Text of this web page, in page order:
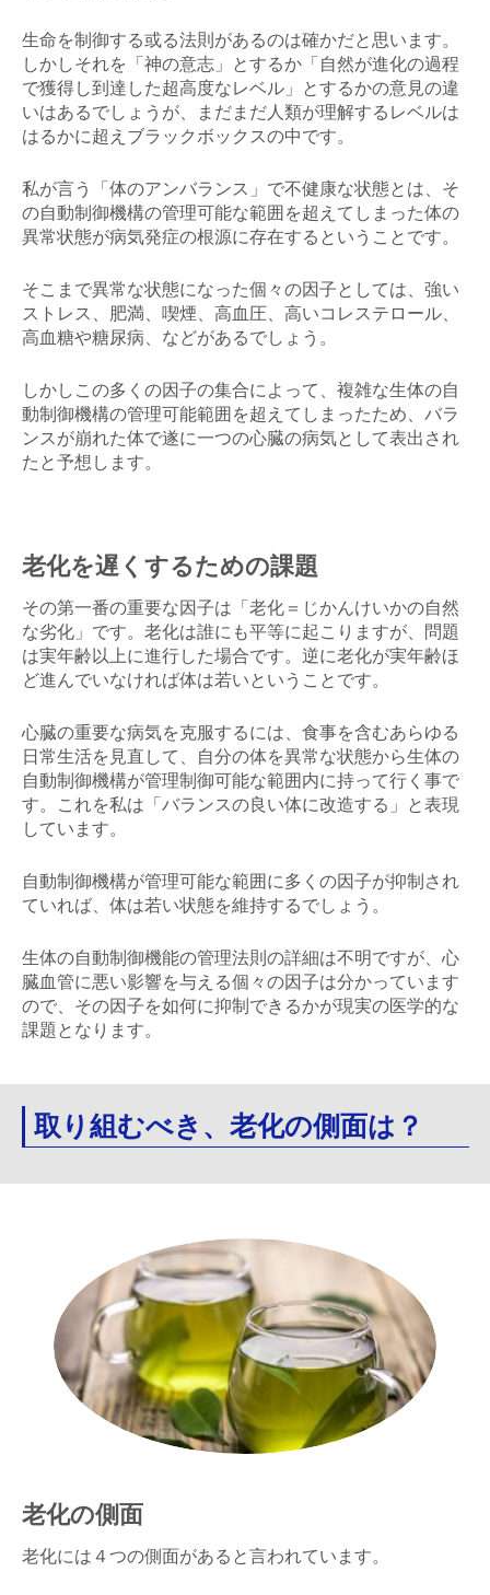
生命を制御する或る法則があるのは確かだと思います。
しかしそれを「神の意志」とするか「自然が進化の過程
で獲得し到達した超高度なレベル」とするかの意見の違
いはあるでしょうが、まだまだ人類が理解するレベルは
はるかに超えブラックボックスの中です。
私が言う「体のアンバランス」で不健康な状態とは、そ
の自動制御機構の管理可能な範囲を超えてしまった体の
異常状態が病気発症の根源に存在するということです。
そこまで異常な状態になった個々の因子としては、強い
ストレス、肥満、喫煙、高血圧、高いコレステロール、
高血糖や糖尿病、などがあるでしょう。
しかしこの多くの因子の集合によって、複雑な生体の自
動制御機構の管理可能範囲を超えてしまったため、バラ
ンスが崩れた体で遂に一つの心臓の病気として表出され
たと予想します。
老化を遅くするための課題
その第一番の重要な因子は「老化＝じかんけいかの自然
な劣化」です。老化は誰にも平等に起こりますが、問題
は実年齢以上に進行した場合です。逆に老化が実年齢ほ
ど進んでいなければ体は若いということです。
心臓の重要な病気を克服するには、食事を含むあらゆる
日常生活を見直して、自分の体を異常な状態から生体の
自動制御機構が管理制御可能な範囲内に持って行く事で
す。これを私は「バランスの良い体に改造する」と表現
しています。
自動制御機構が管理可能な範囲に多くの因子が抑制され
ていれば、体は若い状態を維持するでしょう。
生体の自動制御機能の管理法則の詳細は不明ですが、心
臓血管に悪い影響を与える個々の因子は分かっています
ので、その因子を如何に抑制できるかが現実の医学的な
課題となります。
取り組むべき、老化の側面は？
老化の側面
老化には４つの側面があると言われています。